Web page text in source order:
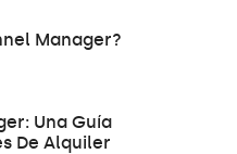
Manager?
Una Guía
De Alquiler